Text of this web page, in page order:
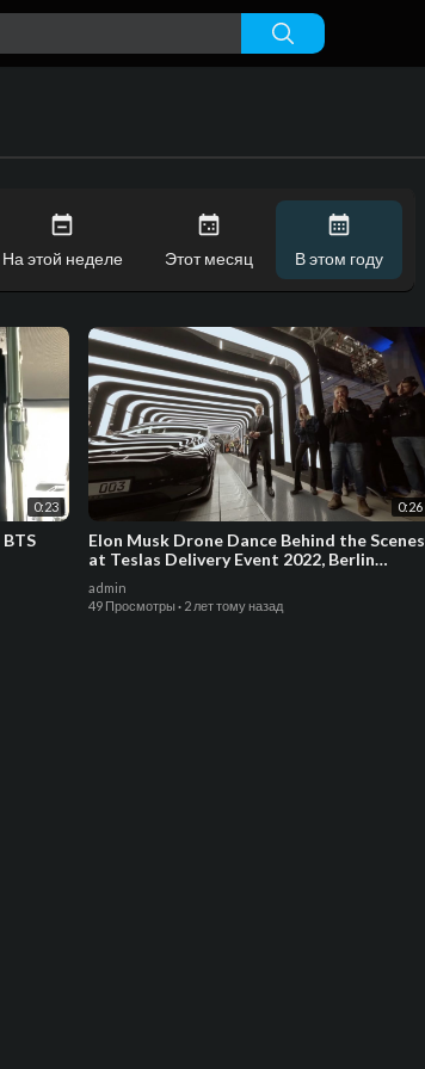
На этой неделе Этот месяц В этом году
0:23 0:26
Elon Musk Drone Dance Behind the Scenes
at Teslas Delivery Event 2022, Berlin
Germany in 4K
admin
49 Просмотры · 2 лет тому назад